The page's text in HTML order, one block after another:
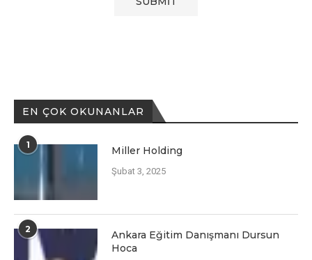
EN ÇOK OKUNANLAR
1 Miller Holding
Şubat 3, 2025
2
Ankara Eğitim Danışmanı Dursun
Hoca